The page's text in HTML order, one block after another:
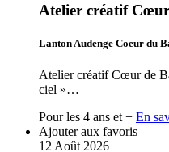
Atelier créatif
Lanton Audenge Coeur du
Atelier créatif Cœur de
ciel »…
Pour les 4 ans et + En
Ajouter aux favoris
12 Août 2026